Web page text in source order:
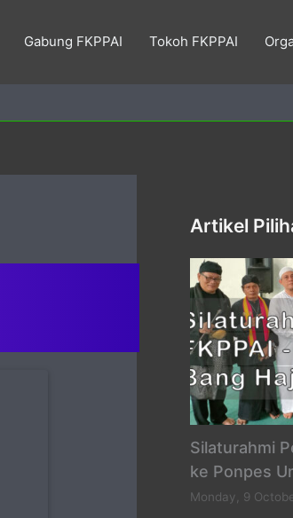
Gabung FKPPAI Tokoh FKPPAI
Artikel
Silaturahmi
ke Ponpes
Monday, 9